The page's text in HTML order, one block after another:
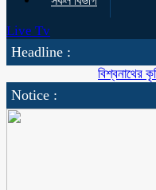
Live Tv
Headline :
বিশ্বনাথের কৃতি
Notice :